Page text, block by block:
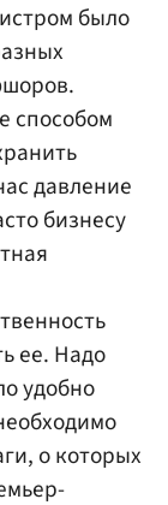
было
способом
давление
бизнесу
ее. Надо
удобно
о которых